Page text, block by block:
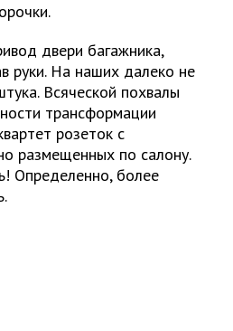
двери багажника,
руки. На наших далеко не
Всяческой похвалы
трансформации
розеток с
размещенных по салону.
Определенно, более